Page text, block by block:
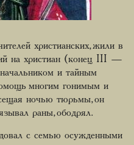
христианских, жили в
на христиан (конец III —
и тайным
многим гонимым и
ночью тюрьмы, он
раны, ободрял.
с семью осужденными